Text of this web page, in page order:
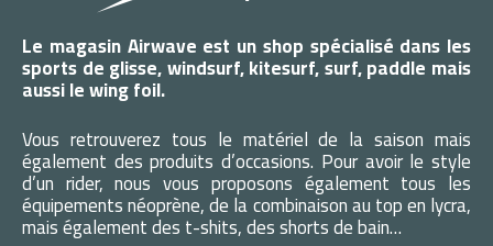
Le magasin Airwave est un shop spécialisé dans les
sports de glisse, windsurf, kitesurf, surf, paddle mais
aussi le wing foil.
Vous retrouverez tous le matériel de la saison mais
également des produits d’occasions. Pour avoir le style
d’un rider, nous vous proposons également tous les
équipements néoprène, de la combinaison au top en lycra,
mais également des t-shits, des shorts de bain…